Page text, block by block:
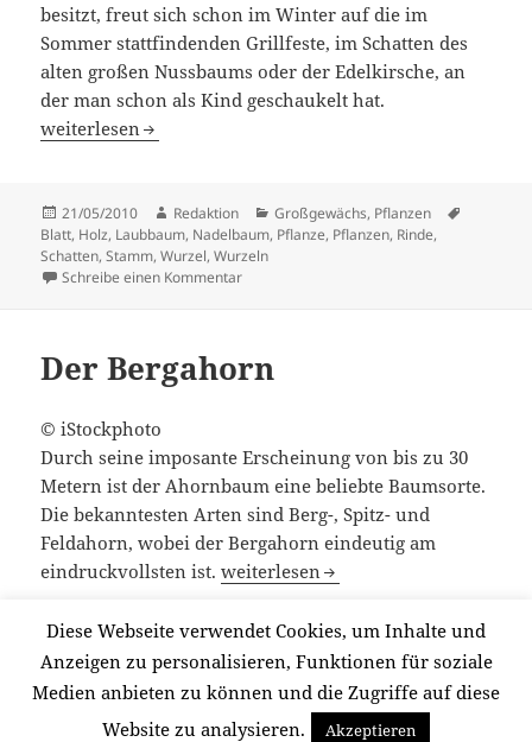
besitzt, freut sich schon im Winter auf die im
Sommer stattfindenden Grillfeste, im Schatten des
alten großen Nussbaums oder der Edelkirsche, an
der man schon als Kind geschaukelt hat.
Bäume
weiterlesen
Veröffentlicht
am
21/05/2010 Autor
Redaktion Kategorien
Großgewächs, Pflanzen
Blatt, Holz, Laubbaum, Nadelbaum, Pflanze, Pflanzen, Rinde,
Schatten,Stamm,Wurzel,Wurzeln
Schreibe einen Kommentarzu Bäume
Der Bergahorn
© iStockphoto
Durch seine imposante Erscheinung von bis zu 30
Metern ist der Ahornbaum eine beliebte Baumsorte.
Die bekanntesten Arten sind Berg-, Spitz- und
Feldahorn, wobei der Bergahorn eindeutig am
eindruckvollsten ist.Der Bergahorn
weiterlesen
Veröffentlicht
21/05/2010 Autor
Redaktion Kategorien
Großgewächs Schlagwörter
Ahorn,
Ahornsirup
Baum
Schreibe einen Kommentarzu Der Bergahorn
Diese Webseite verwendet Cookies, um Inhalte und
Anzeigen zu personalisieren, Funktionen für soziale
Medien anbieten zu können und die Zugriffe auf diese
Website zu analysieren.
Akzeptieren